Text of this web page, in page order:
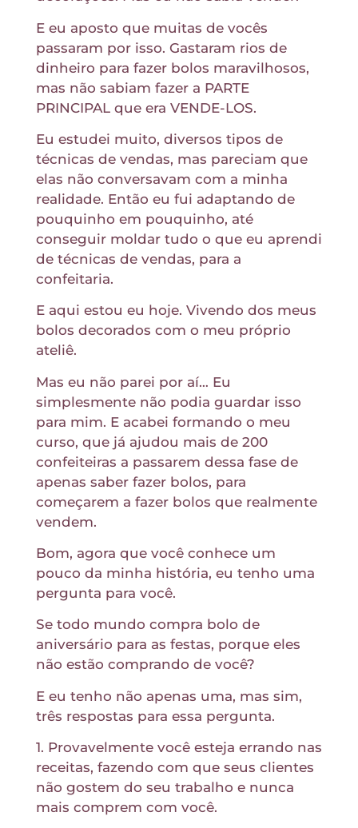
E eu aposto que muitas de vocês
passaram por isso. Gastaram rios de
dinheiro para fazer bolos maravilhosos,
mas não sabiam fazer a PARTE
PRINCIPAL que era VENDE-LOS.
Eu estudei muito, diversos tipos de
técnicas de vendas, mas pareciam que
elas não conversavam com a minha
realidade. Então eu fui adaptando de
pouquinho em pouquinho, até
conseguir moldar tudo o que eu aprendi
de técnicas de vendas, para a
confeitaria.
E aqui estou eu hoje. Vivendo dos meus
bolos decorados com o meu próprio
ateliê.
Mas eu não parei por aí… Eu
simplesmente não podia guardar isso
para mim. E acabei formando o meu
curso, que já ajudou mais de 200
confeiteiras a passarem dessa fase de
apenas saber fazer bolos, para
começarem a fazer bolos que realmente
vendem.
Bom, agora que você conhece um
pouco da minha história, eu tenho uma
pergunta para você.
Se todo mundo compra bolo de
aniversário para as festas, porque eles
não estão comprando de você?
E eu tenho não apenas uma, mas sim,
três respostas para essa pergunta.
1. Provavelmente você esteja errando nas
receitas, fazendo com que seus clientes
não gostem do seu trabalho e nunca
mais comprem com você.